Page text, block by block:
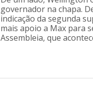
governador na chapa.
indicação da segunda
mais apoio a Max para
Assembleia, que